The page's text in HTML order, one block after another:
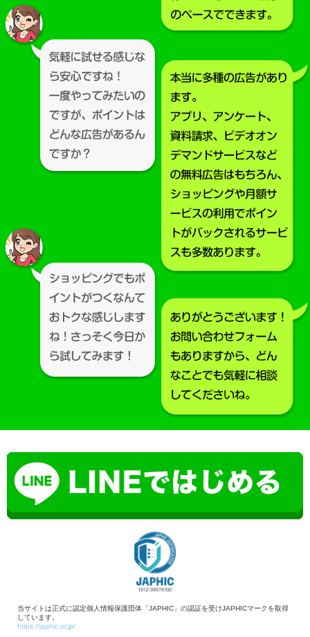
当サイトは正式に認定個人情報保護団体「JAPHIC」の認証を受けJAPHICマークを取得
しています。
https://japhic.or.jp/